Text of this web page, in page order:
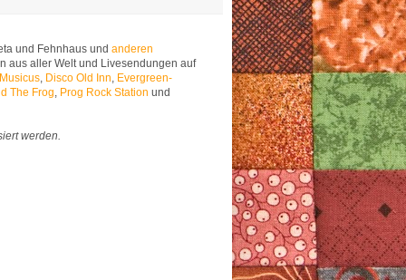
und Fehnhaus und anderen
aus aller Welt und Livesendungen auf
Disco Old Inn Evergreen-
The Frog Prog Rock Station und
werden.